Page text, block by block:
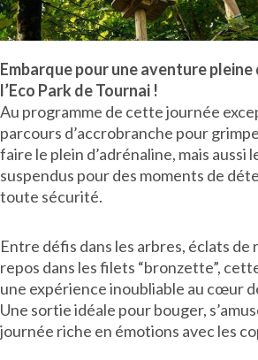
Embarque pour une aventure pleine
l’Eco Park de Tournai !
Au programme de cette journée
parcours d’accrobranche pour
faire le plein d’adrénaline, mais aussi
suspendus pour des moments de
toute sécurité.
Entre défis dans les arbres, éclats
repos dans les filets “bronzette”,
une expérience inoubliable au cœur
Une sortie idéale pour bouger,
journée riche en émotions avec les